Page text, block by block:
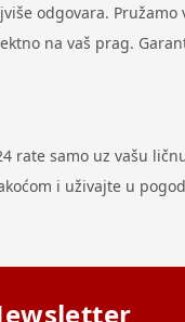
odgovara.
na vaš prag.
rate samo uz vašu
i uživajte u